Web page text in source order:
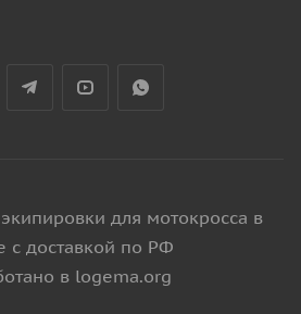
для мотокросса в
с доставкой по РФ
в logema.org